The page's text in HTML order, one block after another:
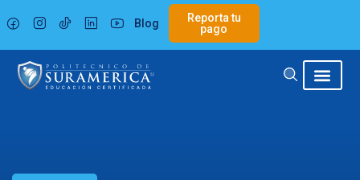
al
contenido
Blog
Reporta tu
pago